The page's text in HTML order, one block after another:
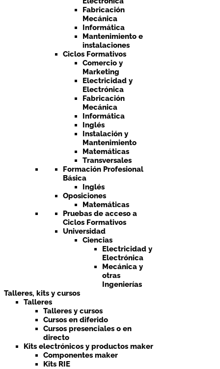
Fabricación
Mecánica
Informática
Mantenimiento e
instalaciones
Ciclos Formativos
Comercio y
Marketing
Electricidad y
Electrónica
Fabricación
Mecánica
Informática
Inglés
Instalación y
Mantenimiento
Matemáticas
Transversales
Formación Profesional
Básica
Inglés
Oposiciones
Matemáticas
Pruebas de acceso a
Ciclos Formativos
Universidad
Ciencias
Electricidad y
Electrónica
Mecánica y
otras
Ingenierías
Talleres, kits y cursos
Talleres
Talleres y cursos
Cursos en diferido
Cursos presenciales o en
directo
Kits electrónicos y productos maker
Componentes maker
Kits RIE